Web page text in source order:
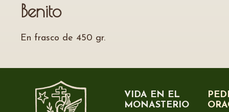
Benito
En frasco de 450 gr.
VIDA EN EL
MONASTERIO